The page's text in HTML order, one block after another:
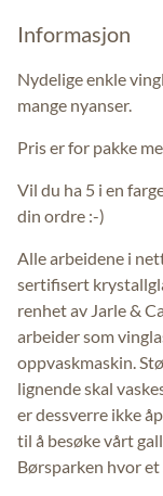
Informasjon
Nydelige enkle
mange nyanser.
Pris er for pakke
Vil du ha 5 i en
din ordre :-)
Alle arbeidene i
sertifisert
renhet av Jarle &
arbeider som
oppvaskmaskin.
lignende skal
er dessverre ikke
til å besøke vårt
Børsparken hvor